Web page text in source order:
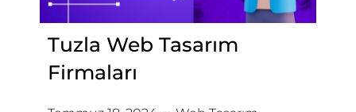
Tuzla Web Tasarım
Firmaları